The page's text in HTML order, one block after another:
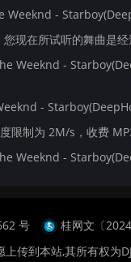
Weeknd -
现在所试听的舞曲是
Weeknd -
-
限制为 2M/s，收费
Weeknd -
号 桂网文〔
传到本站,其所有权为